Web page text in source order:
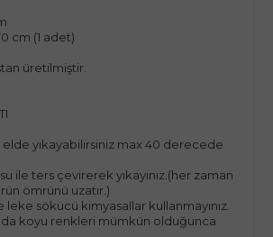
cm (1 adet)
üretilmiştir.
yıkayabilirsiniz max 40 derecede
su ile ters çevirerek yıkayınız.(her zaman
ömrünü uzatır.)
leke sökücü kimyasallar kullanmayınız.
koyu renkleri mümkün olduğunca